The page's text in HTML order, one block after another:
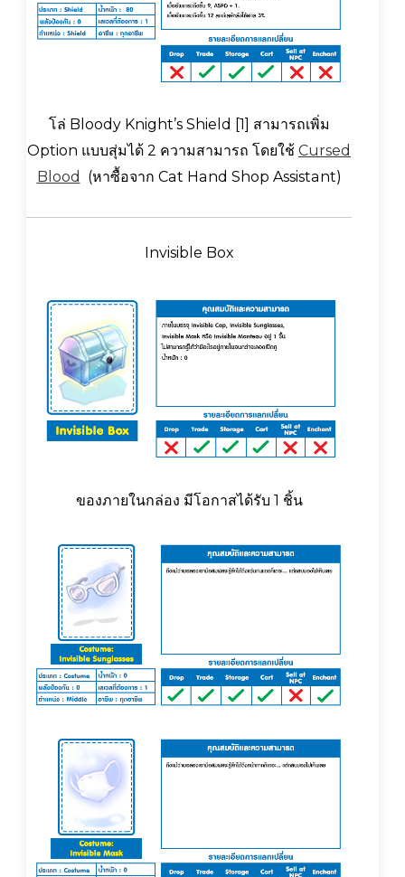
โล่ Bloody Knight’s Shield [1] สามารถเพิ่ม
Option แบบสุ่มได้ 2 ความสามารถ โดยใช้ Cursed
Blood
(หาซื้อจาก Cat Hand Shop Assistant)
Invisible Box
ของภายในกล่อง มีโอกาสได้รับ 1 ชิ้น